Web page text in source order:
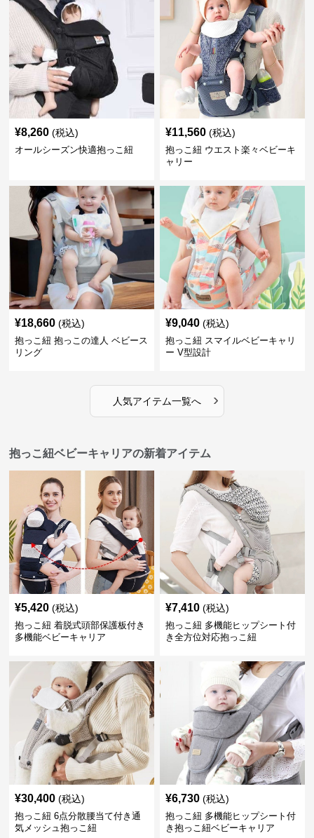
¥8,260 (税込)
オールシーズン快適抱っこ紐
¥11,560 (税込)
抱っこ紐 ウエスト楽々ベビーキ
ャリー
¥18,660 (税込)
抱っこ紐 抱っこの達人 ベビース
リング
¥9,040 (税込)
抱っこ紐 スマイルベビーキャリ
ー V型設計
人気アイテム一覧へ ›
抱っこ紐ベビーキャリアの新着アイテム
¥5,420 (税込)
抱っこ紐 着脱式頭部保護板付き
多機能ベビーキャリア
¥7,410 (税込)
抱っこ紐 多機能ヒップシート付
き全方位対応抱っこ紐
¥30,400 (税込)
抱っこ紐 6点分散腰当て付き通
気メッシュ抱っこ紐
¥6,730 (税込)
抱っこ紐 多機能ヒップシート付
き抱っこ紐ベビーキャリア